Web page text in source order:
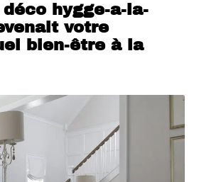
hygge-a-la-
votre
bien-être à la